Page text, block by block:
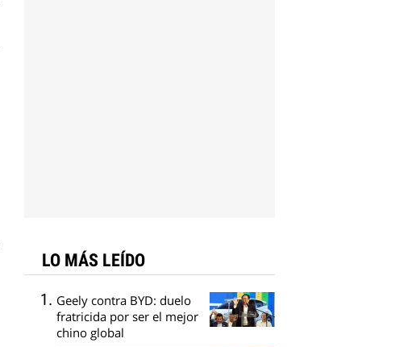
LO MÁS LEÍDO
Geely contra BYD: duelo
fratricida por ser el mejor
chino global